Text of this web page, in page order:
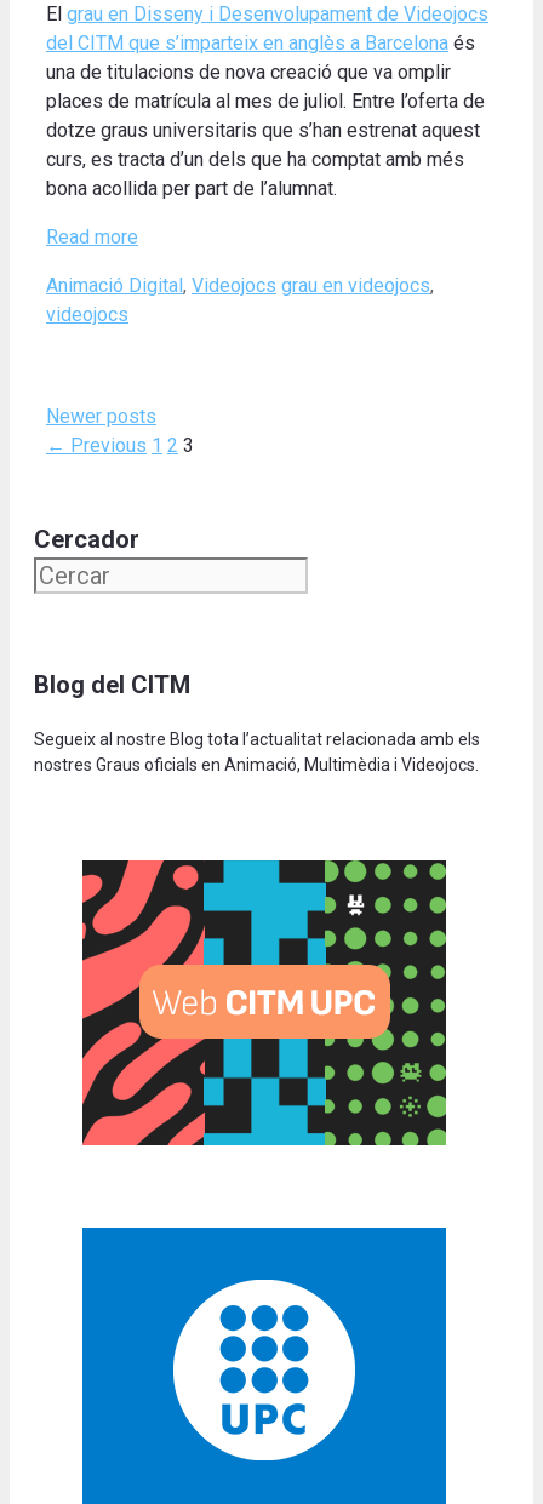
El grau en Disseny i Desenvolupament de Videojocs
del CITM que s’imparteix en anglès a Barcelona és
una de titulacions de nova creació que va omplir
places de matrícula al mes de juliol. Entre l’oferta de
dotze graus universitaris que s’han estrenat aquest
curs, es tracta d’un dels que ha comptat amb més
bona acollida per part de l’alumnat.
Read more
Categories
Animació Digital, Videojocs Tags
grau en videojocs,
videojocs
Newer posts
← Previous Page
1 Page
2 Page
3
Cercador
Blog del CITM
Segueix al nostre Blog tota l’actualitat relacionada amb els
nostres Graus oficials en Animació, Multimèdia i Videojocs.